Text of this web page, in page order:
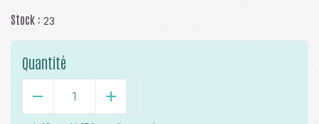
Stock : 23
Quantité
- +